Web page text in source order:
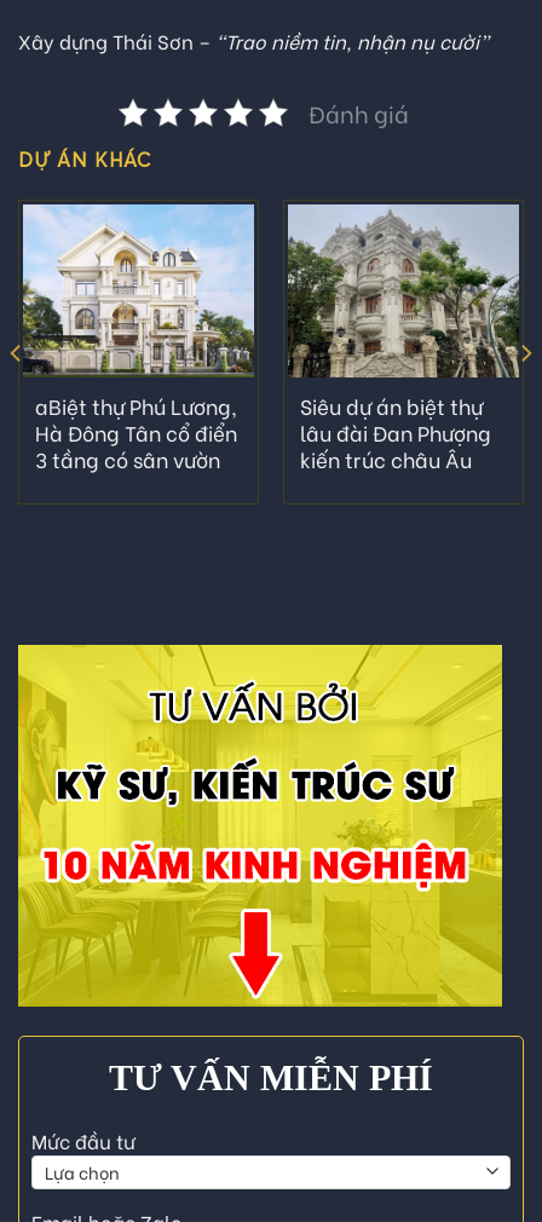
Xây dựng Thái Sơn – “Trao niềm tin, nhận nụ cười”
Đánh giá
DỰ ÁN KHÁC
aBiệt thự Phú Lương,
Hà Đông Tân cổ điển
3 tầng có sân vườn
Siêu dự án biệt thự
lâu đài Đan Phượng
kiến trúc châu Âu
TƯ VẤN MIỄN PHÍ
Mức đầu tư